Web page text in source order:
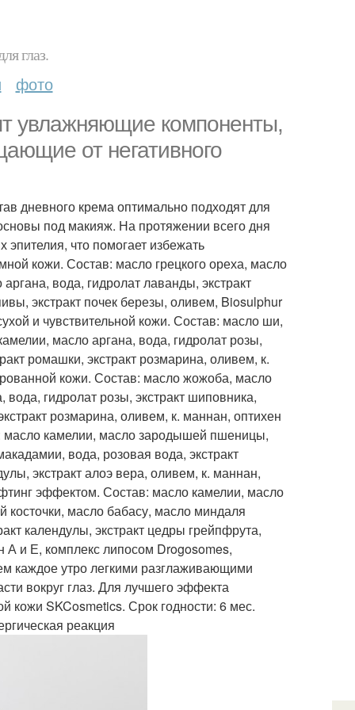
глаз.
фото
увлажняющие компоненты,
от негативного
дневного крема оптимально подходят для
под макияж. На протяжении всего дня
что помогает избежать
кожи. Состав: масло грецкого ореха, масло
вода, гидролат лаванды, экстракт
экстракт почек березы, оливем, Biosulphur
и чувствительной кожи. Состав: масло ши,
масло аргана, вода, гидролат розы,
ромашки, экстракт розмарина, оливем, к.
кожи. Состав: масло жожоба, масло
гидролат розы, экстракт шиповника,
розмарина, оливем, к. маннан, оптихен
масло камелии, масло зародышей пшеницы,
вода, розовая вода, экстракт
экстракт алоэ вера, оливем, к. маннан,
эффектом. Состав: масло камелии, масло
масло бабасу, масло миндаля
календулы, экстракт цедры грейпфрута,
А и Е, комплекс липосом Drogosomes,
каждое утро легкими разглаживающими
вокруг глаз. Для лучшего эффекта
кожи SKCosmetics. Срок годности: 6 мес.
реакция